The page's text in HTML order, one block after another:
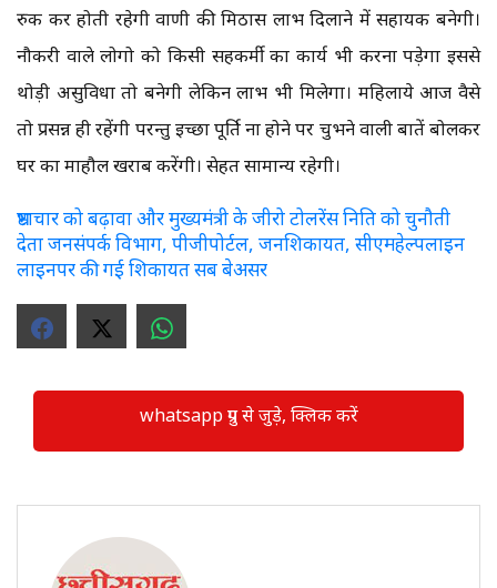
रुक कर होती रहेगी वाणी की मिठास लाभ दिलाने में सहायक बनेगी।
नौकरी वाले लोगो को किसी सहकर्मी का कार्य भी करना पड़ेगा इससे
थोड़ी असुविधा तो बनेगी लेकिन लाभ भी मिलेगा। महिलाये आज वैसे
तो प्रसन्न ही रहेंगी परन्तु इच्छा पूर्ति ना होने पर चुभने वाली बातें बोलकर
घर का माहौल खराब करेंगी। सेहत सामान्य रहेगी।
भ्रष्टाचार को बढ़ावा और मुख्यमंत्री के जीरो टोलरेंस निति को चुनौती
देता जनसंपर्क विभाग, पीजीपोर्टल, जनशिकायत, सीएमहेल्पलाइन
लाइनपर की गई शिकायत सब बेअसर
whatsapp ग्रुप से जुड़े, क्लिक करें